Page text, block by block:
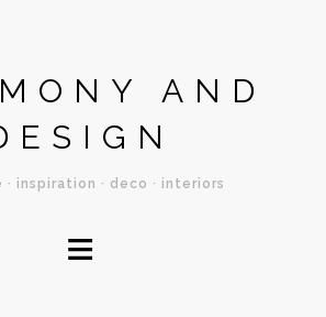
AND
inspiration · deco · interiors
≡